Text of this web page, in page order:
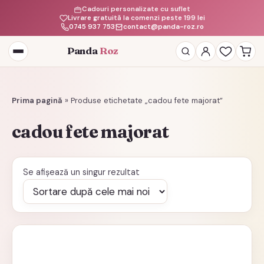
Livrare gratuită la comenzi peste 199 lei
Cadouri personalizate cu suflet
0745 937 753
contact@panda-roz.ro
Deschide
meniul
Panda Roz
Prima pagină » Produse etichetate „cadou fete majorat”
cadou fete majorat
Se afișează un singur rezultat
Acest